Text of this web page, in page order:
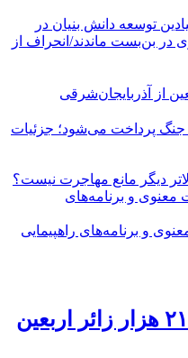
توسعه دانش بنیان در
در بن‌بست ماندند/انحراف از
جنگ پرداخت می‌شود؛ جزئیات
دیگر مانع مهاجرت نیست؟
و برنامه‌های راهپیمایی
اینفوگرافیک؛ اعزام ۲۱ هزار زائر اربعین